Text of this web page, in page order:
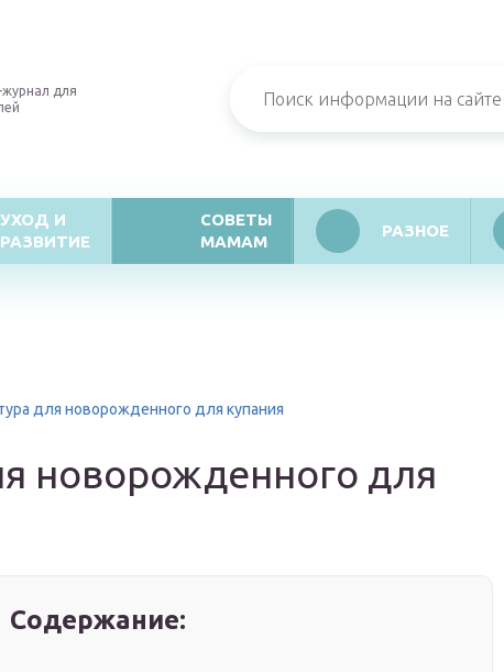
для
УХОД И
РАЗВИТИЕ
СОВЕТЫ
МАМАМ
РАЗНОЕ
для новорожденного для купания
новорожденного для
Содержание: